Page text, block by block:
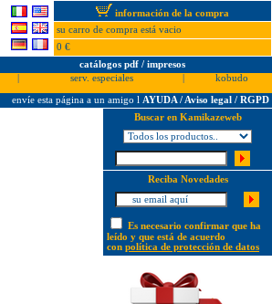
información de la compra
su carro de compra está vacio
0 €
catálogos pdf / impresos
serv. especiales
kobudo
envíe esta página a un amigo l AYUDA / Aviso legal / RGPD
Buscar en Kamikazeweb
Reciba Novedades
Es necesario confirmar que ha
leído y que está de acuerdo
con política de protección de datos